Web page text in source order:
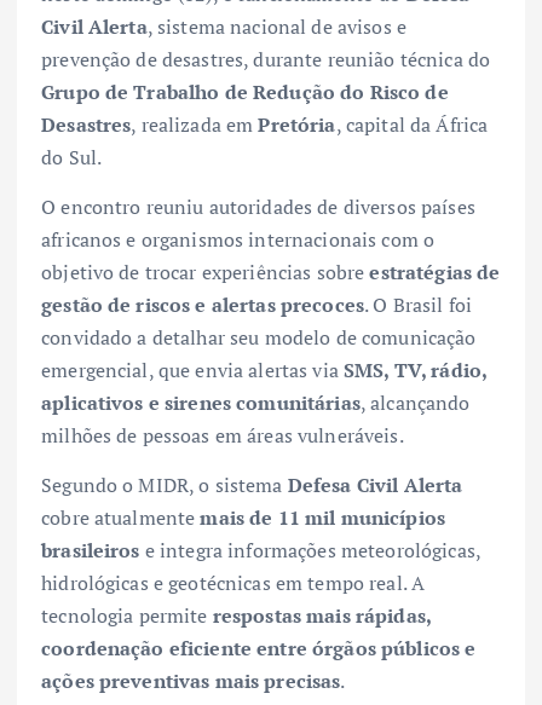
Civil Alerta, sistema nacional de avisos e
prevenção de desastres, durante reunião técnica do
Grupo de Trabalho de Redução do Risco de
Desastres, realizada emPretória, capital da África
do Sul.
O encontro reuniu autoridades de diversos países
africanos e organismos internacionais com o
objetivo de trocar experiências sobreestratégias de
gestão de riscos e alertas precoces. O Brasil foi
convidado a detalhar seu modelo de comunicação
emergencial, que envia alertas viaSMS, TV, rádio,
aplicativos e sirenes comunitárias, alcançando
milhões de pessoas em áreas vulneráveis.
Segundo o MIDR, o sistema Defesa Civil Alerta
cobre atualmentemais de 11 mil municípios
brasileiros e integra informações meteorológicas,
hidrológicas e geotécnicas em tempo real. A
tecnologia permite respostas mais rápidas,
coordenação eficiente entre órgãos públicos e
ações preventivas mais precisas.